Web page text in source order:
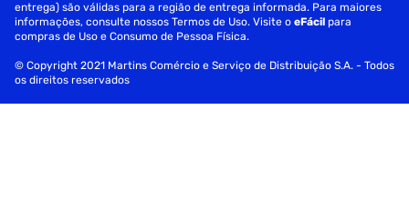
entrega) são válidas para a região de entrega informada. Para maiores
informações, consulte nossos Termos de Uso. Visite oeFácil para
compras de Uso e Consumo de Pessoa Física.
© Copyright 2021 Martins Comércio e Serviço de Distribuição S.A. - Todos
os direitos reservados